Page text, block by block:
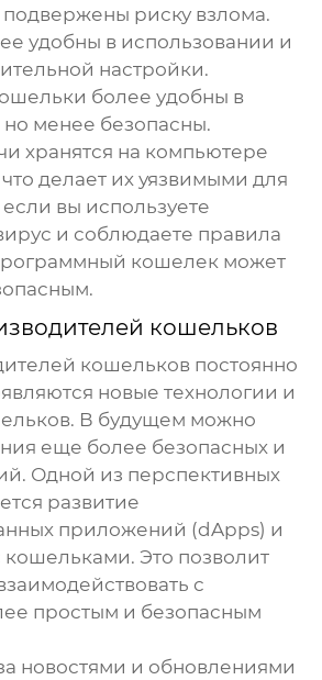
подвержены риску взлома.
удобны в использовании и
настройки.
более удобны в
менее безопасны.
хранятся на компьютере
делает их уязвимыми для
вы используете
и соблюдаете правила
кошелек может
кошельков
кошельков постоянно
новые технологии и
В будущем можно
еще более безопасных и
Одной из перспективных
развитие
приложений (dApps) и
кошельками. Это позволит
с
простым и безопасным
новостями и обновлениями